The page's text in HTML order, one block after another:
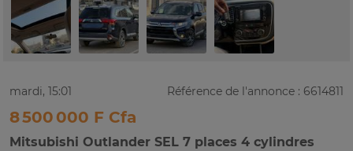
mardi, 15:01 Référence de l'annonce : 6614811
8 500 000 F Cfa
Mitsubishi Outlander SEL 7 places 4 cylindres